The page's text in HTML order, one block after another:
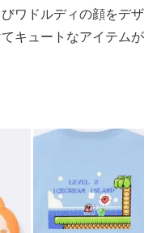
ワドルディの顔をデザ
キュートなアイテムが